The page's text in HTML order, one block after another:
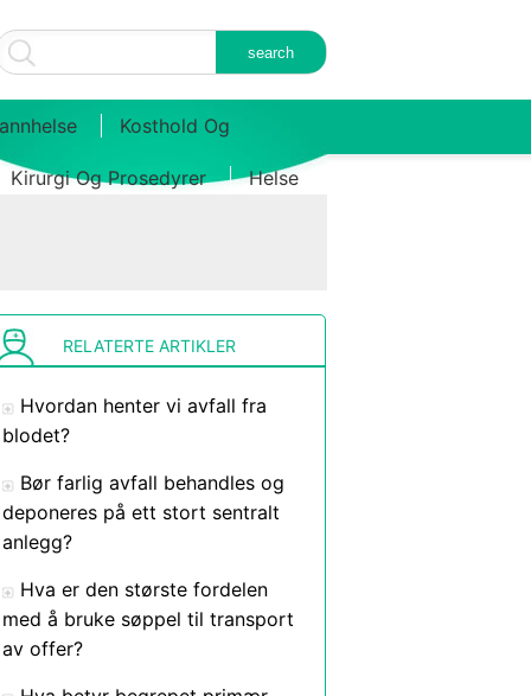
Kosthold Og
Kirurgi Og Prosedyrer Helse
RELATERTE ARTIKLER
Hvordan henter vi avfall fra
blodet?
Bør farlig avfall behandles og
deponeres på ett stort sentralt
anlegg?
Hva er den største fordelen
med å bruke søppel til transport
av offer?